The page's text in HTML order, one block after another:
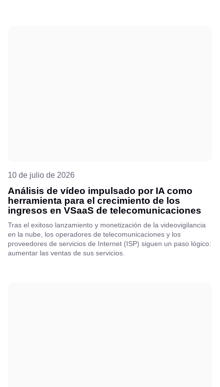
10 de julio de 2026
Análisis de vídeo impulsado por IA como
herramienta para el crecimiento de los
ingresos en VSaaS de telecomunicaciones
Tras el exitoso lanzamiento y monetización de la videovigilancia
en la nube, los operadores de telecomunicaciones y los
proveedores de servicios de Internet (ISP) siguen un paso lógico:
aumentar las ventas de sus servicios.